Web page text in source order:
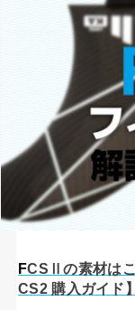
FCSⅡの素材はこう選べ！フィンの素材による違い【F
CS2 購入ガイド】